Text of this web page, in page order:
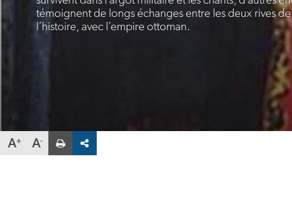
A A
témoignent de longs échanges entre les deux rives
l’histoire, avec l’empire ottoman.